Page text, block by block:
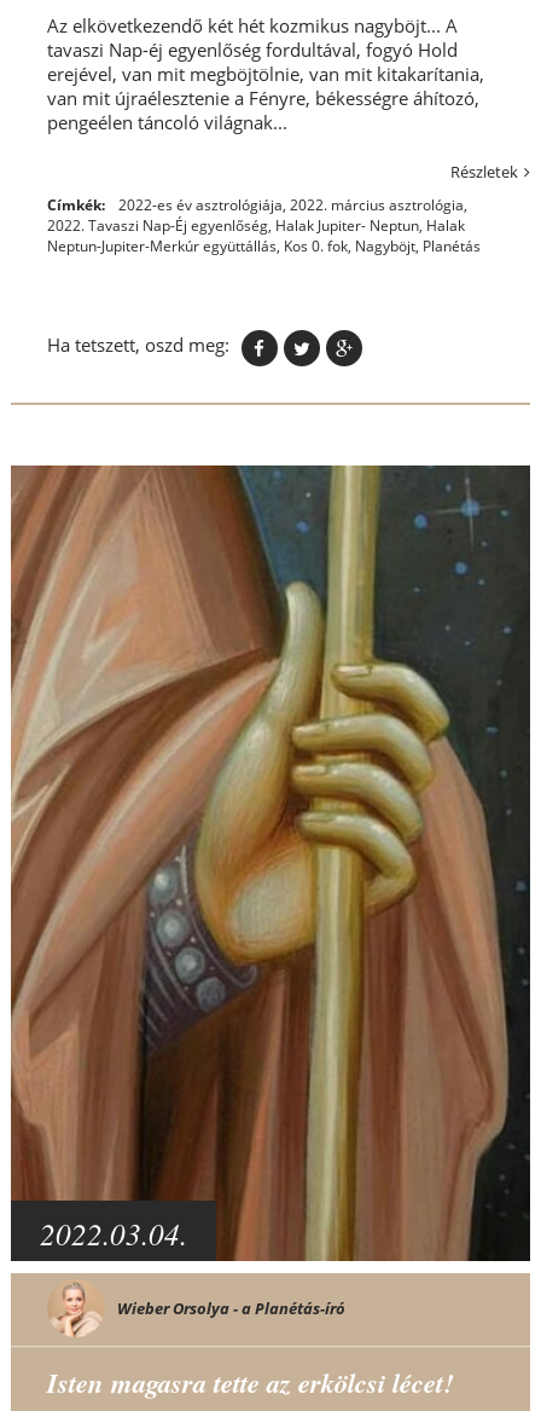
Az elkövetkezendő két hét kozmikus nagyböjt... A
tavaszi Nap-éj egyenlőség fordultával, fogyó Hold
erejével, van mit megböjtölnie, van mit kitakarítania,
van mit újraélesztenie a Fényre, békességre áhítozó,
pengeélen táncoló világnak...
Részletek
Címkék: 2022-es év asztrológiája, 2022. március asztrológia,
2022. Tavaszi Nap-Éj egyenlőség, Halak Jupiter- Neptun, Halak
Neptun-Jupiter-Merkúr együttállás, Kos 0. fok, Nagyböjt, Planétás
Ha tetszett, oszd meg:
2022.03.04.
Wieber Orsolya - a Planétás-író
Isten magasra tette az erkölcsi lécet!